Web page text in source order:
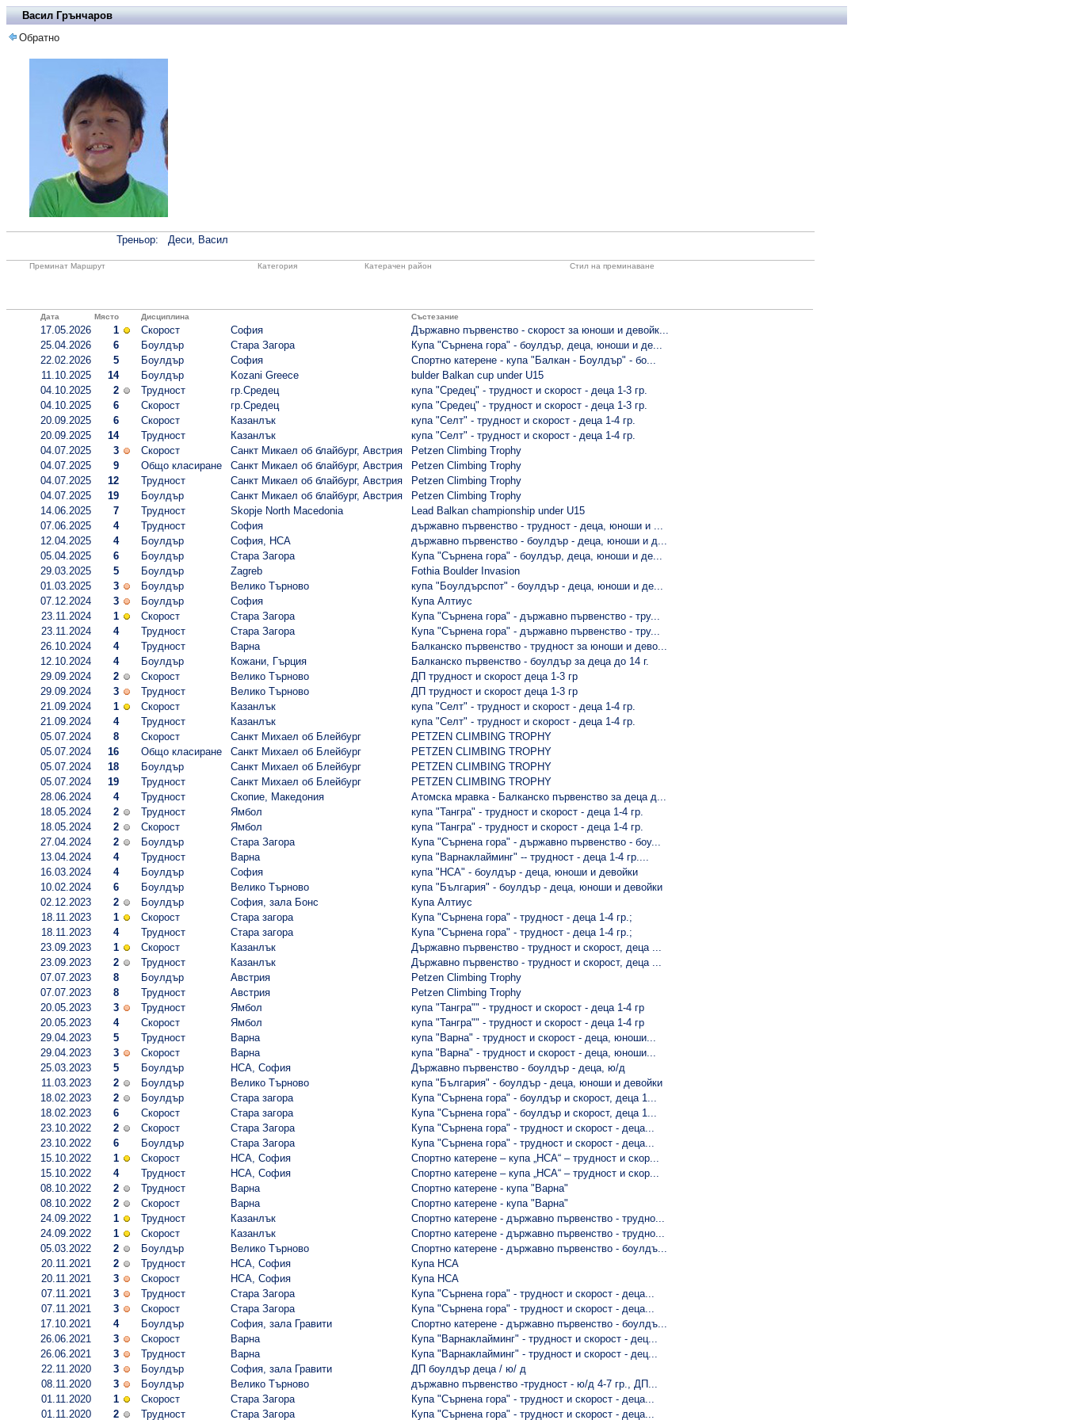
Васил Грънчаров
Обратно
Треньор: Деси, Васил
Преминат Маршрут Категория Катерачен район Стил на преминаване
Дата Място Дисциплина Състезание
17.05.2026 1 Скорост София
Държавно първенство - скорост за юноши и девойк...
25.04.2026
6 Боулдър Стара Загора
Купа "Сърнена гора" - боулдър, деца, юноши и де...
22.02.2026
5 Боулдър София
Спортно катерене - купа "Балкан - Боулдър" - бо...
11.10.2025
14 Боулдър Kozani Greece
bulder Balkan cup under U15
04.10.2025
2 Трудност гр.Средец
купа "Средец" - трудност и скорост - деца 1-3 гр.
04.10.2025
6 Скорост гр.Средец
купа "Средец" - трудност и скорост - деца 1-3 гр.
20.09.2025
6 Скорост Казанлък
купа "Селт" - трудност и скорост - деца 1-4 гр.
20.09.2025
14 Трудност Казанлък
купа "Селт" - трудност и скорост - деца 1-4 гр.
04.07.2025
3 Скорост Санкт Микаел об блайбург, Австрия
Petzen Climbing Trophy
04.07.2025
9 Общо класиране Санкт Микаел об блайбург, Австрия
Petzen Climbing Trophy
04.07.2025
12 Трудност Санкт Микаел об блайбург, Австрия
Petzen Climbing Trophy
04.07.2025
19 Боулдър Санкт Микаел об блайбург, Австрия
Petzen Climbing Trophy
14.06.2025
7 Трудност Skopje North Macedonia
Lead Balkan championship under U15
07.06.2025
4 Трудност София
държавно първенство - трудност - деца, юноши и ...
12.04.2025
4 Боулдър София, НСА
държавно първенство - боулдър - деца, юноши и д...
05.04.2025
6 Боулдър Стара Загора
Купа "Сърнена гора" - боулдър, деца, юноши и де...
29.03.2025
5 Боулдър Zagreb
Fothia Boulder Invasion
01.03.2025
3 Боулдър Велико Търново
купа "Боулдърспот" - боулдър - деца, юноши и де...
07.12.2024
3 Боулдър София
Купа Алтиус
23.11.2024
1 Скорост Стара Загора
Купа "Сърнена гора" - държавно първенство - тру...
23.11.2024
4 Трудност Стара Загора
Купа "Сърнена гора" - държавно първенство - тру...
26.10.2024
4 Трудност Варна
Балканско първенство - трудност за юноши и дево...
12.10.2024
4 Боулдър Кожани, Гърция
Балканско първенство - боулдър за деца до 14 г.
29.09.2024
2 Скорост Велико Търново
ДП трудност и скорост деца 1-3 гр
29.09.2024
3 Трудност Велико Търново
ДП трудност и скорост деца 1-3 гр
21.09.2024
1 Скорост Казанлък
купа "Селт" - трудност и скорост - деца 1-4 гр.
21.09.2024
4 Трудност Казанлък
купа "Селт" - трудност и скорост - деца 1-4 гр.
05.07.2024
8 Скорост Санкт Михаел об Блейбург
PETZEN CLIMBING TROPHY
05.07.2024
16 Общо класиране Санкт Михаел об Блейбург
PETZEN CLIMBING TROPHY
05.07.2024
18 Боулдър Санкт Михаел об Блейбург
PETZEN CLIMBING TROPHY
05.07.2024
19 Трудност Санкт Михаел об Блейбург
PETZEN CLIMBING TROPHY
28.06.2024
4 Трудност Скопие, Македония
Атомска мравка - Балканско първенство за деца д...
18.05.2024
2 Трудност Ямбол
купа "Тангра" - трудност и скорост - деца 1-4 гр.
18.05.2024
2 Скорост Ямбол
купа "Тангра" - трудност и скорост - деца 1-4 гр.
27.04.2024
2 Боулдър Стара Загора
Купа "Сърнена гора" - държавно първенство - боу...
13.04.2024
4 Трудност Варна
купа "Варнаклайминг" -- трудност - деца 1-4 гр....
16.03.2024
4 Боулдър София
купа "НСА" - боулдър - деца, юноши и девойки
10.02.2024
6 Боулдър Велико Търново
купа "България" - боулдър - деца, юноши и девойки
02.12.2023
2 Боулдър София, зала Бонс
Купа Алтиус
18.11.2023
1 Скорост Стара загора
Купа "Сърнена гора" - трудност - деца 1-4 гр.;
18.11.2023
4 Трудност Стара загора
Купа "Сърнена гора" - трудност - деца 1-4 гр.;
23.09.2023
1 Скорост Казанлък
Държавно първенство - трудност и скорост, деца ...
23.09.2023
2 Трудност Казанлък
Държавно първенство - трудност и скорост, деца ...
07.07.2023
8 Боулдър Австрия
Petzen Climbing Trophy
07.07.2023
8 Трудност Австрия
Petzen Climbing Trophy
20.05.2023
3 Трудност Ямбол
купа "Тангра"" - трудност и скорост - деца 1-4 гр
20.05.2023
4 Скорост Ямбол
купа "Тангра"" - трудност и скорост - деца 1-4 гр
29.04.2023
5 Трудност Варна
купа "Варна" - трудност и скорост - деца, юноши...
29.04.2023
3 Скорост Варна
купа "Варна" - трудност и скорост - деца, юноши...
25.03.2023
5 Боулдър НСА, София
Държавно първенство - боулдър - деца, ю/д
11.03.2023
2 Боулдър Велико Търново
купа "България" - боулдър - деца, юноши и девойки
18.02.2023
2 Боулдър Стара загора
Купа "Сърнена гора" - боулдър и скорост, деца 1...
18.02.2023
6 Скорост Стара загора
Купа "Сърнена гора" - боулдър и скорост, деца 1...
23.10.2022
2 Скорост Стара Загора
Купа "Сърнена гора" - трудност и скорост - деца...
23.10.2022
6 Боулдър Стара Загора
Купа "Сърнена гора" - трудност и скорост - деца...
15.10.2022
1 Скорост НСА, София
Спортно катерене – купа „НСА“ – трудност и скор...
15.10.2022
4 Трудност НСА, София
Спортно катерене – купа „НСА“ – трудност и скор...
08.10.2022
2 Трудност Варна
Спортно катерене - купа "Варна"
08.10.2022
2 Скорост Варна
Спортно катерене - купа "Варна"
24.09.2022
1 Трудност Казанлък
Спортно катерене - държавно първенство - трудно...
24.09.2022
1 Скорост Казанлък
Спортно катерене - държавно първенство - трудно...
05.03.2022
2 Боулдър Велико Търново
Спортно катерене - държавно първенство - боулдъ...
20.11.2021
2 Трудност НСА, София
Купа НСА
20.11.2021
3 Скорост НСА, София
Купа НСА
07.11.2021
3 Трудност Стара Загора
Купа "Сърнена гора" - трудност и скорост - деца...
07.11.2021
3 Скорост Стара Загора
Купа "Сърнена гора" - трудност и скорост - деца...
17.10.2021
4 Боулдър София, зала Гравити
Спортно катерене - държавно първенство - боулдъ...
26.06.2021
3 Скорост Варна
Купа "Варнаклайминг" - трудност и скорост - дец...
26.06.2021
3 Трудност Варна
Купа "Варнаклайминг" - трудност и скорост - дец...
22.11.2020
3 Боулдър София, зала Гравити
ДП боулдър деца / ю/ д
08.11.2020
3 Боулдър Велико Търново
държавно първенство -трудност - ю/д 4-7 гр., ДП...
01.11.2020
1 Скорост Стара Загора
Купа "Сърнена гора" - трудност и скорост - деца...
01.11.2020
2 Трудност Стара Загора
Купа "Сърнена гора" - трудност и скорост - деца...